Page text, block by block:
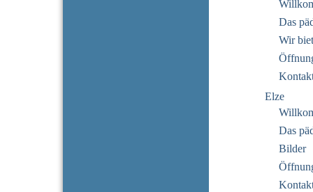
Das
Wir
Elze
Das
Bilder